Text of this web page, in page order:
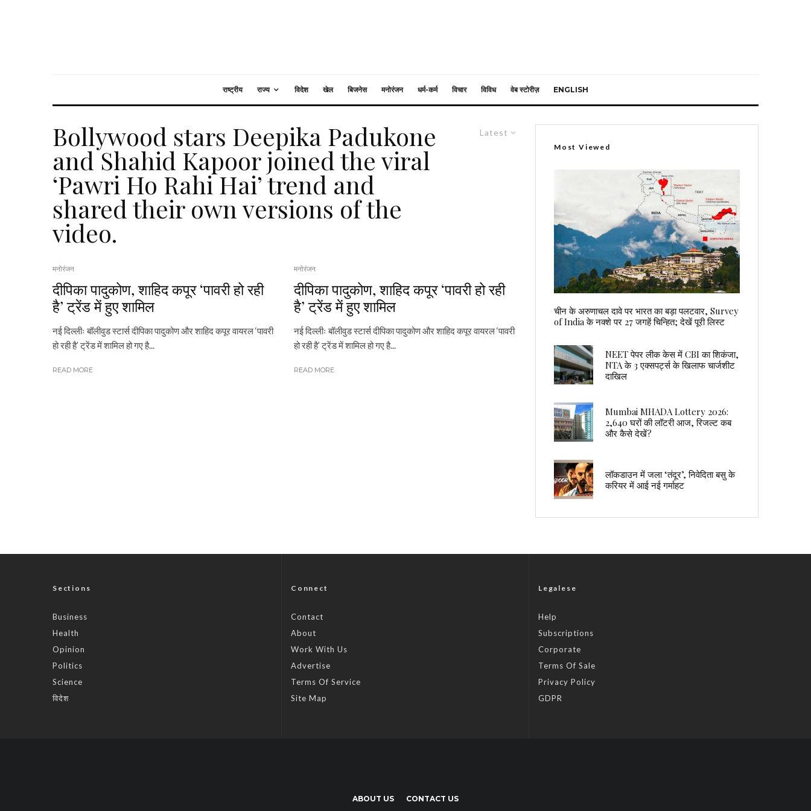
राष्ट्रीय राज्य विदेश खेल बिजनेस मनोरंजन धर्म-कर्म विचार विविध वेब स्टोरीज़ ENGLISH
Latest
Bollywood stars Deepika Padukone
and Shahid Kapoor joined the viral
‘Pawri Ho Rahi Hai’ trend and
shared their own versions of the
video.
मनोरंजन
दीपिका पादुकोण, शाहिद कपूर ‘पावरी हो रही
है’ ट्रेंड में हुए शामिल
नई दिल्लीः बॉलीवुड स्टार्स दीपिका पादुकोण और शाहिद कपूर वायरल ‘पावरी
हो रही है’ ट्रेंड में शामिल हो गए है...
READ MORE
मनोरंजन
दीपिका पादुकोण, शाहिद कपूर ‘पावरी हो रही
है’ ट्रेंड में हुए शामिल
नई दिल्लीः बॉलीवुड स्टार्स दीपिका पादुकोण और शाहिद कपूर वायरल ‘पावरी
हो रही है’ ट्रेंड में शामिल हो गए है...
READ MORE
Most Viewed
चीन के अरुणाचल दावे पर भारत का बड़ा पलटवार, Survey
of India के नक्शे पर 27 जगहें चिन्हित; देखें पूरी लिस्ट
NEET पेपर लीक केस में CBI का शिकंजा,
NTA के 3 एक्सपर्ट्स के खिलाफ चार्जशीट
दाखिल
Mumbai MHADA Lottery 2026:
2,640 घरों की लॉटरी आज, रिजल्ट कब
और कैसे देखें?
लॉकडाउन में जला ‘तंदूर’, निवेदिता बसु के
करियर में आई नई गर्माहट
Sections
Business
Health
Opinion
Politics
Science
विदेश
Connect
Contact
About
Work With Us
Advertise
Terms Of Service
Site Map
Legalese
Help
Subscriptions
Corporate
Terms Of Sale
Privacy Policy
GDPR
ABOUT US CONTACT US